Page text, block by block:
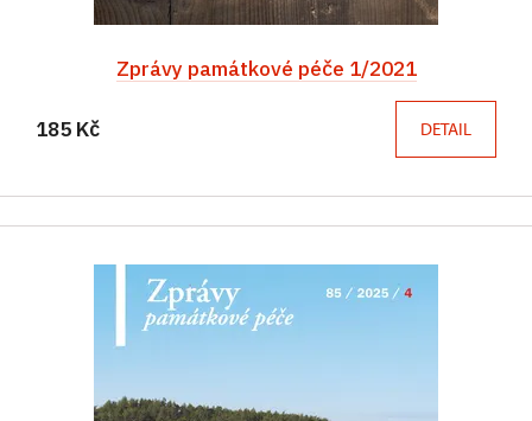
Zprávy památkové péče 1/2021
185 Kč DETAIL